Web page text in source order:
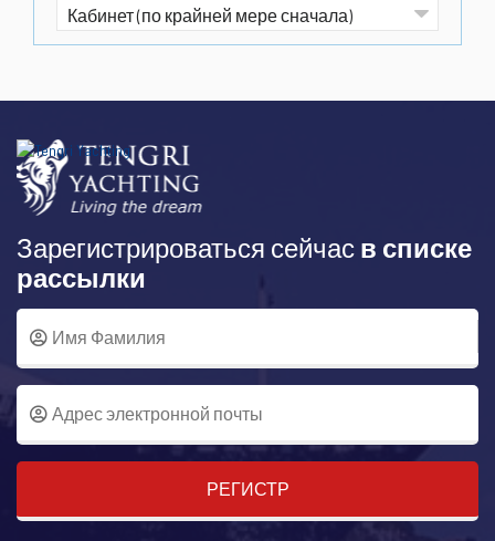
Зарегистрироваться сейчас в списке
рассылки
РЕГИСТР